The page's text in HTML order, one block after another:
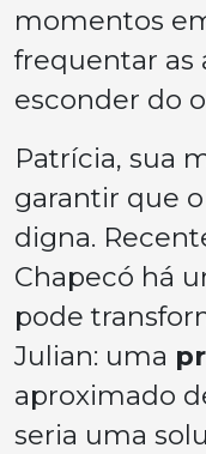
momentos
frequentar as
esconder do
Patrícia, sua
garantir que
digna.
Chapecó há
pode
Julian: uma
aproximado
seria uma